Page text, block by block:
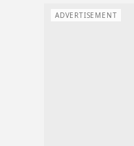
ADVERTISEMENT